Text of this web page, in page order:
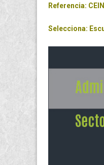
Referencia:
Selecciona: